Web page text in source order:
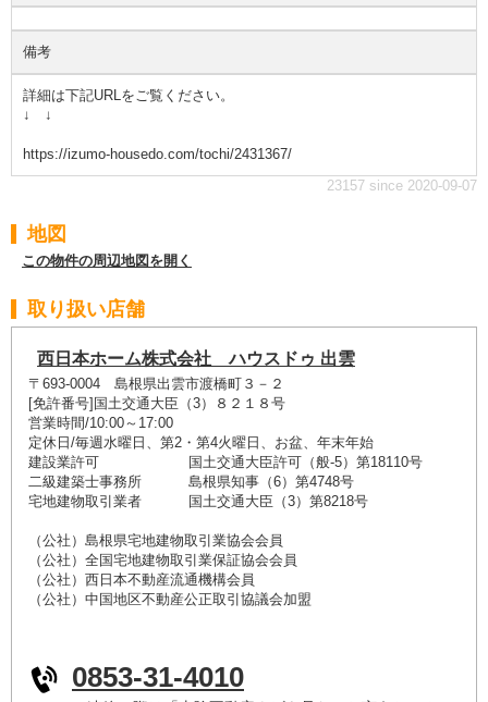
備考
詳細は下記URLをご覧ください。
↓ ↓
https://izumo-housedo.com/tochi/2431367/
23157 since 2020-09-07
地図
この物件の周辺地図を開く
取り扱い店舗
西日本ホーム株式会社 ハウスドゥ 出雲
〒693-0004 島根県出雲市渡橋町３－２
[免許番号]国土交通大臣（3）８２１８号
営業時間/10:00～17:00
定休日/毎週水曜日、第2・第4火曜日、お盆、年末年始
建設業許可 国土交通大臣許可（般-5）第18110号
二級建築士事務所 島根県知事（6）第4748号
宅地建物取引業者 国土交通大臣（3）第8218号
（公社）島根県宅地建物取引業協会会員
（公社）全国宅地建物取引業保証協会会員
（公社）西日本不動産流通機構会員
（公社）中国地区不動産公正取引協議会加盟
0853-31-4010